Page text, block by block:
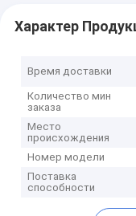
Характер
Время доставки
Количество мин
заказа
Место
происхождения
Номер модели
Поставка
способности